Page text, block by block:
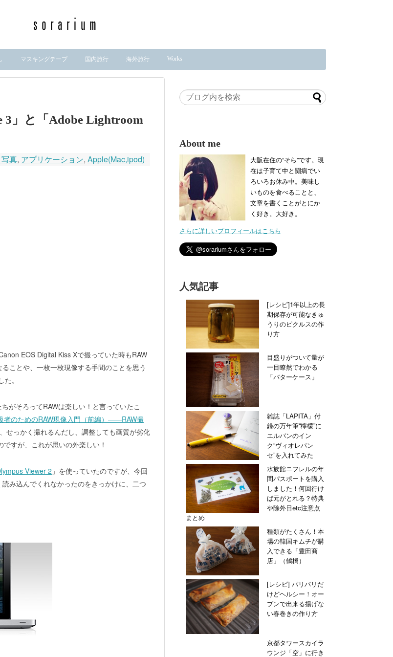
マスキングテープ 国内旅行 海外旅行 Works
」と「Adobe Lightroom
真, アプリケーション, Apple(Mac,ipod)
EOS Digital Kiss Xで撮っていた時もRAW
ことや、一枚一枚現像する手間のことを思う
。
がそろってRAWは楽しい！と言っていたこ
者のためのRAW現像入門（前編）――RAW撮
せっかく撮れるんだし、調整しても画質が劣化
すが、これが思いの外楽しい！
Viewer 2 」を使っていたのですが、今回
み込んでくれなかったのをきっかけに、二つ
About me
大阪在住の“そら”です。現
在は子育て中と闘病でい
ろいろお休み中。美味し
いものを食べることと、
文章を書くことがとにか
く好き。大好き。
さらに詳しいプロフィールはこちら
人気記事
[レシピ]1年以上の長
期保存が可能なきゅ
うりのピクルスの作
り方
目盛りがついて量が
一目瞭然でわかる
「バターケース」
雑誌「LAPITA」付
録の万年筆“檸檬”に
エルバンのイン
ク“ヴィオレパン
セ”を入れてみた
水族館ニフレルの年
間パスポートを購入
しました！何回行け
ば元がとれる？特典
や除外日etc注意点
まとめ
種類がたくさん！本
場の韓国キムチが購
入できる「豊田商
店」（鶴橋）
[レシピ] パリパリだ
けどヘルシー！オー
ブンで出来る揚げな
い春巻きの作り方
京都タワースカイラ
ウンジ「空」に行き